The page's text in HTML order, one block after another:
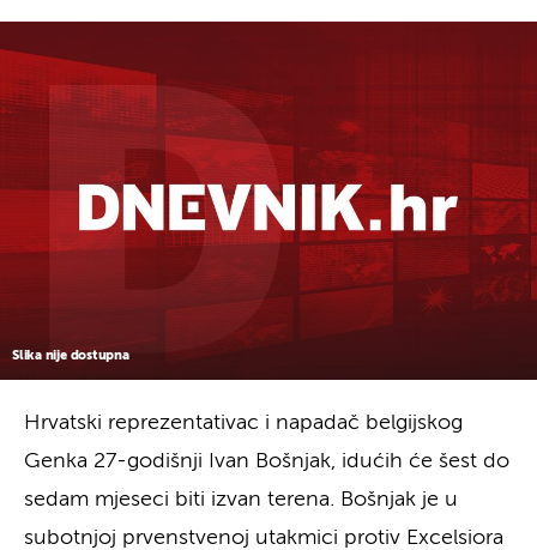
Slika nije dostupna
Hrvatski reprezentativac i napadač belgijskog
Genka 27-godišnji Ivan Bošnjak, idućih će šest do
sedam mjeseci biti izvan terena. Bošnjak je u
subotnjoj prvenstvenoj utakmici protiv Excelsiora